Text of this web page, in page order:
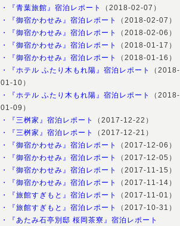
・『青葉旅館』宿泊レポート
（2018-02-07）
・『御宿かわせみ』宿泊レポート
（2018-02-07）
・『御宿かわせみ』宿泊レポート
（2018-02-06）
・『御宿かわせみ』宿泊レポート
（2018-01-17）
・『御宿かわせみ』宿泊レポート
（2018-01-16）
・『ホテル ふたり木もれ陽』宿泊レポート
（2018-
01-10）
・『ホテル ふたり木もれ陽』宿泊レポート
（2018-
01-09）
・『三桝家』宿泊レポート
（2017-12-22）
・『三桝家』宿泊レポート
（2017-12-21）
・『御宿かわせみ』宿泊レポート
（2017-12-06）
・『御宿かわせみ』宿泊レポート
（2017-12-05）
・『御宿かわせみ』宿泊レポート
（2017-11-15）
・『御宿かわせみ』宿泊レポート
（2017-11-14）
・『旅館すぎもと』宿泊レポート
（2017-11-01）
・『旅館すぎもと』宿泊レポート
（2017-10-31）
・『あたみ石亭別邸 桜岡茶寮』宿泊レポート